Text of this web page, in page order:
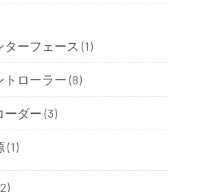
ターフェース (1)
トローラー (8)
ーダー (3)
(1)